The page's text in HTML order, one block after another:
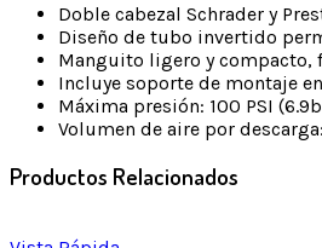
Doble cabezal Schrader y
Diseño de tubo invertido
Manguito ligero y compacto,
Incluye soporte de montaje
Máxima presión: 100 PSI
Volumen de aire por
Productos Relacionados